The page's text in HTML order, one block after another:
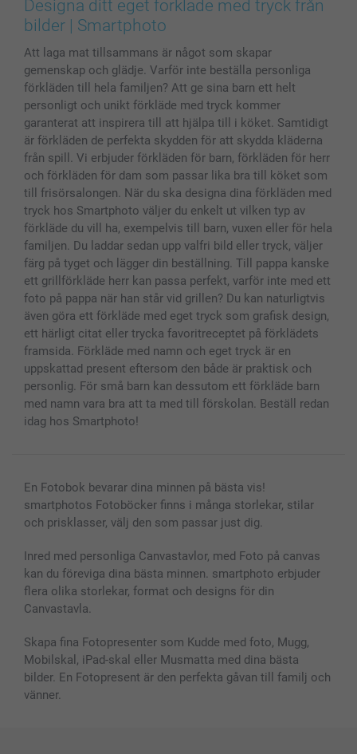
Skal till Mobil & Surfplatta
Fotoalmanackor & Fotoagenda
Fotoramar & Tillbehör
Presentkort
Alla fotoprodukter
Sitemap
Investor Relations
smartbonus
Status på beställningar
Designa ditt eget förkläde med tryck från
bilder | Smartphoto
Att laga mat tillsammans är något som skapar
gemenskap och glädje. Varför inte beställa personliga
förkläden till hela familjen? Att ge sina barn ett helt
personligt och unikt förkläde med tryck kommer
garanterat att inspirera till att hjälpa till i köket. Samtidigt
är förkläden de perfekta skydden för att skydda kläderna
från spill. Vi erbjuder förkläden för barn, förkläden för herr
och förkläden för dam som passar lika bra till köket som
till frisörsalongen. När du ska designa dina förkläden med
tryck hos Smartphoto väljer du enkelt ut vilken typ av
förkläde du vill ha, exempelvis till barn, vuxen eller för hela
familjen. Du laddar sedan upp valfri bild eller tryck, väljer
färg på tyget och lägger din beställning. Till pappa kanske
ett grillförkläde herr kan passa perfekt, varför inte med ett
foto på pappa när han står vid grillen? Du kan naturligtvis
även göra ett förkläde med eget tryck som grafisk design,
ett härligt citat eller trycka favoritreceptet på förklädets
framsida. Förkläde med namn och eget tryck är en
uppskattad present eftersom den både är praktisk och
personlig. För små barn kan dessutom ett förkläde barn
med namn vara bra att ta med till förskolan. Beställ redan
idag hos Smartphoto!
En Fotobok bevarar dina minnen på bästa vis!
smartphotos Fotoböcker finns i många storlekar, stilar
och prisklasser, välj den som passar just dig.
Inred med personliga Canvastavlor, med Foto på canvas
kan du föreviga dina bästa minnen. smartphoto erbjuder
flera olika storlekar, format och designs för din
Canvastavla.
Skapa fina Fotopresenter som Kudde med foto, Mugg,
Mobilskal, iPad-skal eller Musmatta med dina bästa
bilder. En Fotopresent är den perfekta gåvan till familj och
vänner.